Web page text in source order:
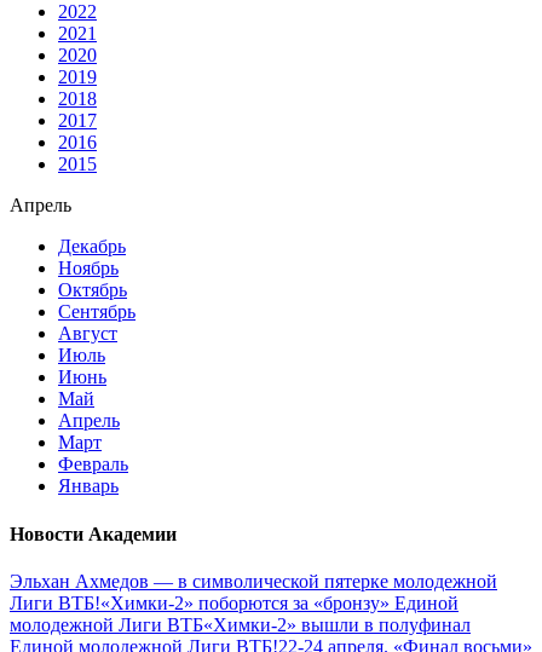
2022
2021
2020
2019
2018
2017
2016
2015
Апрель
Декабрь
Ноябрь
Октябрь
Сентябрь
Август
Июль
Июнь
Май
Апрель
Март
Февраль
Январь
Новости Академии
Эльхан Ахмедов — в символической пятерке молодежной
Лиги ВТБ!«Химки-2» поборются за «бронзу» Единой
молодежной Лиги ВТБ«Химки-2» вышли в полуфинал
Единой молодежной Лиги ВТБ!22-24 апреля. «Финал восьми»